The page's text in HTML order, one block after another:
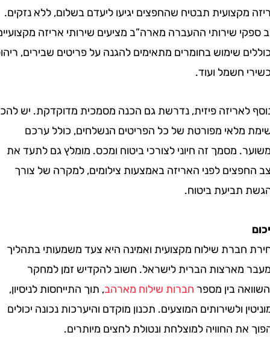
תבטיח שהחפצים יגיעו ליעדם בשלום, ללא נזקים.
שירותי ההעברה מארה”ב מציעים שירותי אריזה מקצועיים,
שימוש בחומרים מתאימים להגנה על פריטים שבירים, ריהוט,
חשמל ועוד.
פיזית, נדרשת גם הכנה מסמכית מדוקדקת. יש להכין
מפורטת של כל הפריטים הנשלחים, כולל ערכם
מסמך זה חיוני לצורכי ביטוח ומכס. מומלץ גם לתעד את
לפני האריזה באמצעות צילומים, למקרה של צורך
ביטוח.
שילוח מקצועית ואמינה היא צעד משמעותי בתהליך
הברית לישראל. חשוב להקדיש זמן למחקר
בין מספרחברות שילוח מארהב, תוך התייחסות לניסיון,
ולשירותים המוצעים. תכנון מוקדם והיערכות נכונה יכולים
החוויה למוצלחת ונטולת לחצים מיותרים.